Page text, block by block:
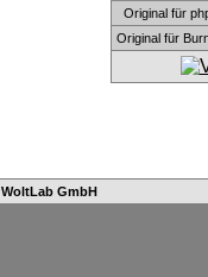
Original für
Original für
WoltLab GmbH